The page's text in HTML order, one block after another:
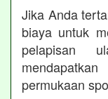
Jika Anda
biaya untuk
pelapisan
permukaan